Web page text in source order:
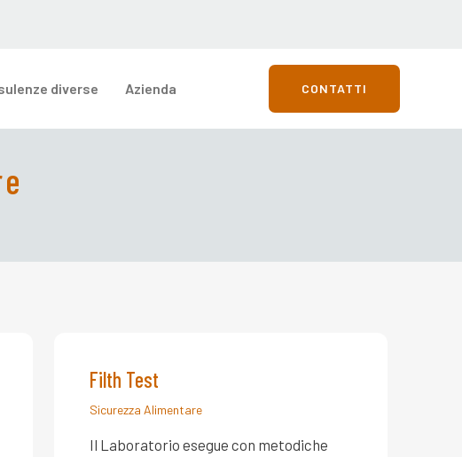
diverse Azienda CONTATTI
Filth Test
Sicurezza Alimentare
Il Laboratorio esegue con metodiche